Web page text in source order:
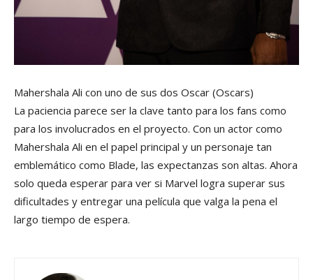
Mahershala Ali con uno de sus dos Oscar (Oscars)
La paciencia parece ser la clave tanto para los fans como
para los involucrados en el proyecto. Con un actor como
Mahershala Ali en el papel principal y un personaje tan
emblemático como Blade, las expectanzas son altas. Ahora
solo queda esperar para ver si Marvel logra superar sus
dificultades y entregar una película que valga la pena el
largo tiempo de espera.